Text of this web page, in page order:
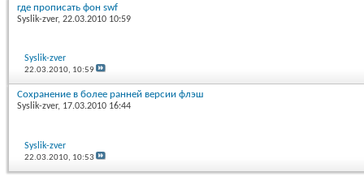
где прописать фон swf
Syslik-zver, 22.03.2010 10:59
Syslik-zver
22.03.2010, 10:59
Сохранение в более ранней версии флэш
Syslik-zver, 17.03.2010 16:44
Syslik-zver
22.03.2010, 10:53